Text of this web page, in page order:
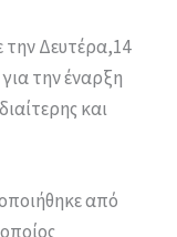
την Δευτέρα,14
την έναρξη
και
από